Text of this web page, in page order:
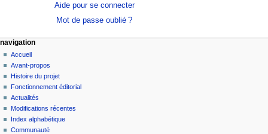
Aide pour se connecter
Mot de passe oublié ?
navigation
Accueil
Avant-propos
Histoire du projet
Fonctionnement éditorial
Actualités
Modifications récentes
Index alphabétique
Communauté